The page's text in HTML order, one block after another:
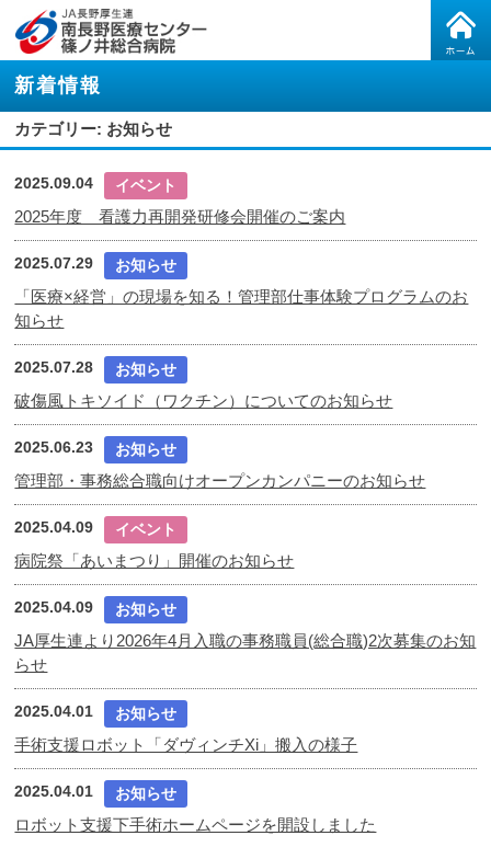
新着情報
カテゴリー: お知らせ
2025.09.04 イベント
2025年度 看護力再開発研修会開催のご案内
2025.07.29 お知らせ
「医療×経営」の現場を知る！管理部仕事体験プログラムのお
知らせ
2025.07.28 お知らせ
破傷風トキソイド（ワクチン）についてのお知らせ
2025.06.23 お知らせ
管理部・事務総合職向けオープンカンパニーのお知らせ
2025.04.09 イベント
病院祭「あいまつり」開催のお知らせ
2025.04.09 お知らせ
JA厚生連より2026年4月入職の事務職員(総合職)2次募集のお知
らせ
2025.04.01 お知らせ
手術支援ロボット「ダヴィンチXi」搬入の様子
2025.04.01 お知らせ
ロボット支援下手術ホームページを開設しました